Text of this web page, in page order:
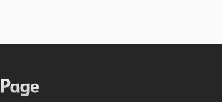
建築週期不同階段來說，可分為
不變，僅差於計算項目多寡，其